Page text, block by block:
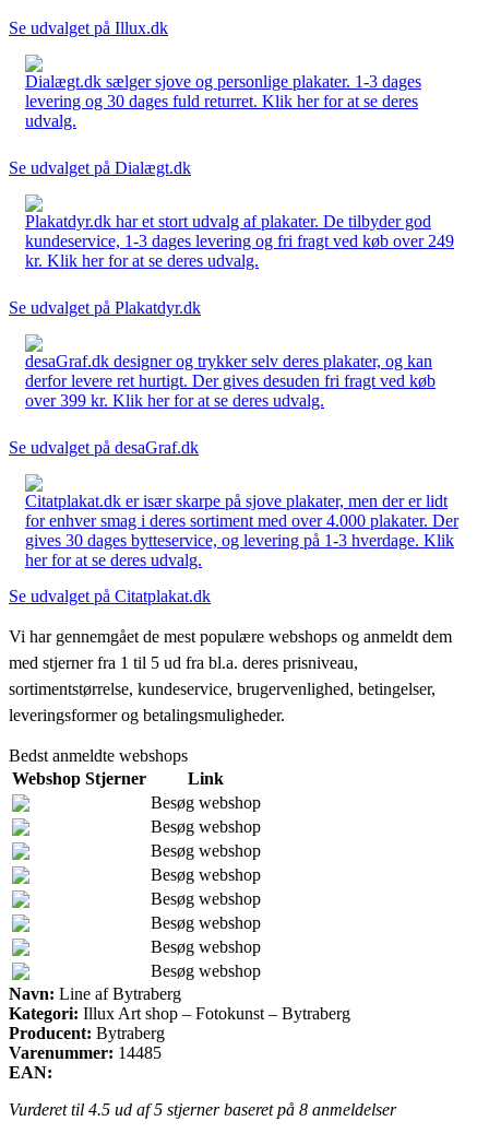
Se udvalget på Illux.dk
Dialægt.dk sælger sjove og personlige plakater. 1-3 dages
levering og 30 dages fuld returret. Klik her for at se deres
udvalg.
Se udvalget på Dialægt.dk
Plakatdyr.dk har et stort udvalg af plakater. De tilbyder god
kundeservice, 1-3 dages levering og fri fragt ved køb over 249
kr. Klik her for at se deres udvalg.
Se udvalget på Plakatdyr.dk
desaGraf.dk designer og trykker selv deres plakater, og kan
derfor levere ret hurtigt. Der gives desuden fri fragt ved køb
over 399 kr. Klik her for at se deres udvalg.
Se udvalget på desaGraf.dk
Citatplakat.dk er især skarpe på sjove plakater, men der er lidt
for enhver smag i deres sortiment med over 4.000 plakater. Der
gives 30 dages bytteservice, og levering på 1-3 hverdage. Klik
her for at se deres udvalg.
Se udvalget på Citatplakat.dk
Vi har gennemgået de mest populære webshops og anmeldt dem
med stjerner fra 1 til 5 ud fra bl.a. deres prisniveau,
sortimentstørrelse, kundeservice, brugervenlighed, betingelser,
leveringsformer og betalingsmuligheder.
Bedst anmeldte webshops
Webshop Stjerner
Link
Besøg webshop
Besøg webshop
Besøg webshop
Besøg webshop
Besøg webshop
Besøg webshop
Besøg webshop
Besøg webshop
Navn: Line af Bytraberg
Kategori: Illux Art shop – Fotokunst – Bytraberg
Producent: Bytraberg
Varenummer: 14485
EAN:
Vurderet til 4.5 ud af 5 stjerner baseret på 8 anmeldelser